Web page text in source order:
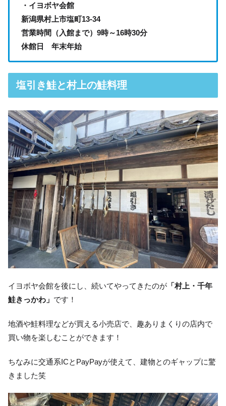
・イヨボヤ会館
新潟県村上市塩町13-34
営業時間（入館まで）9時～16時30分
休館日 年末年始
塩引き鮭と村上の鮭料理
イヨボヤ会館を後にし、続いてやってきたのが 「村上・千年
鮭きっかわ」 です！
地酒や鮭料理などが買える小売店で、趣ありまくりの店内で
買い物を楽しむことができます！
ちなみに交通系ICとPayPayが使えて、建物とのギャップに驚
きました笑